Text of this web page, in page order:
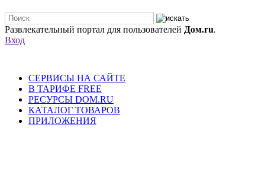
Развлекательный портал для пользователей Дом.ru.
Вход
СЕРВИСЫ НА САЙТЕ
В ТАРИФЕ FREE
РЕСУРСЫ DOM.RU
КАТАЛОГ ТОВАРОВ
ПРИЛОЖЕНИЯ